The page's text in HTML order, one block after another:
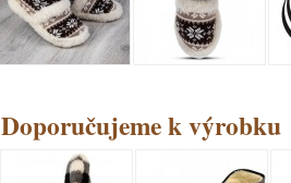
Doporučujeme k výrobku